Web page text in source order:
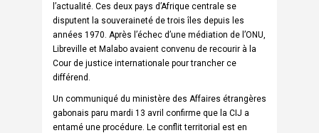
l’actualité. Ces deux pays d’Afrique centrale se
disputent la souveraineté de trois îles depuis les
années 1970. Après l’échec d’une médiation de l’ONU,
Libreville et Malabo avaient convenu de recourir à la
Cour de justice internationale pour trancher ce
différend.
Un communiqué du ministère des Affaires étrangères
gabonais paru mardi 13 avril confirme que la CIJ a
entamé une procédure. Le conflit territorial est en